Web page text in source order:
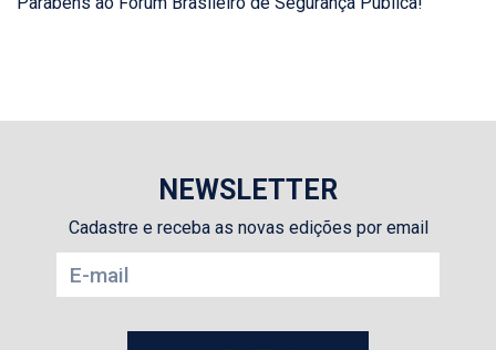
NEWSLETTER
Cadastre e receba as novas edições por email